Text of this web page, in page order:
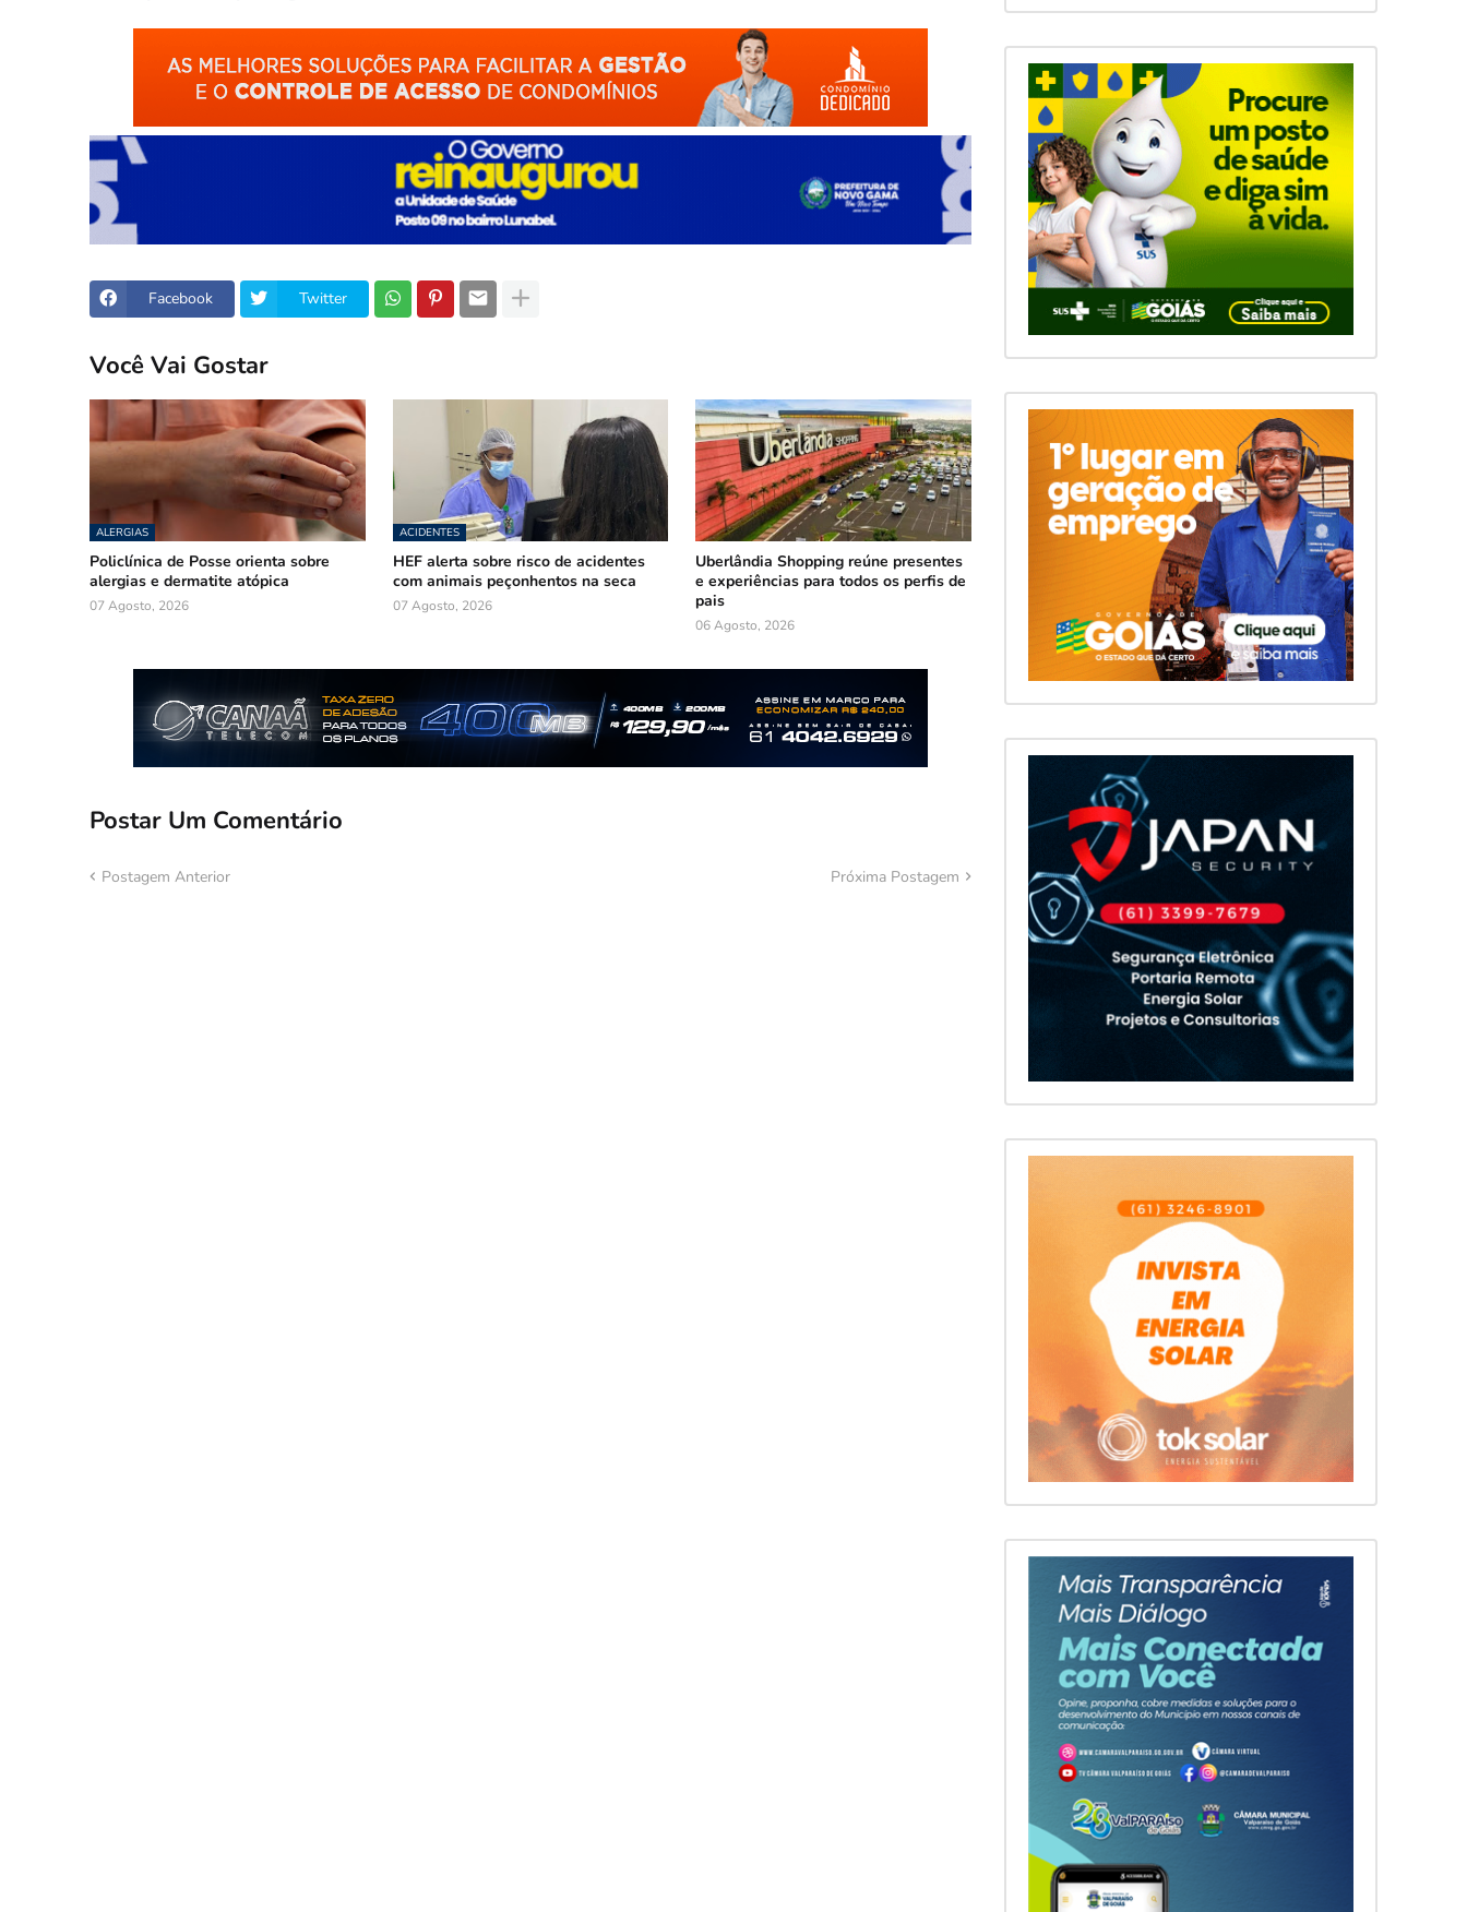
Facebook Twitter
Você Vai Gostar
ALERGIAS
Policlínica de Posse orienta sobre
alergias e dermatite atópica
07 Agosto, 2026
ACIDENTES
HEF alerta sobre risco de acidentes
com animais peçonhentos na seca
07 Agosto, 2026
Uberlândia Shopping reúne presentes
e experiências para todos os perfis de
pais
06 Agosto, 2026
Postar Um Comentário
Postagem Anterior Próxima Postagem